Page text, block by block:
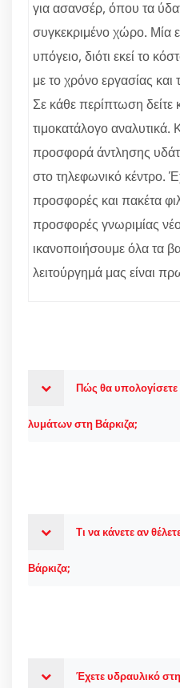
για ασανσέρ, όπου τα
συγκεκριμένο χώρο. Μία
υπόγειο, διότι εκεί το
με το χρόνο εργασίας
Σε κάθε περίπτωση
τιμοκατάλογο αναλυτικά.
προσφορά άντλησης
στο τηλεφωνικό κέντρο.
προσφορές και πακέτα
προσφορές γνωριμίας
ικανοποιήσουμε όλα τα
λειτούργημά μας είναι
Πώς θα υπολογίσετε
λυμάτων στη Βάρκιζα;
Τι να κάνετε αν
Βάρκιζα;
Έχετε υδραυλικό